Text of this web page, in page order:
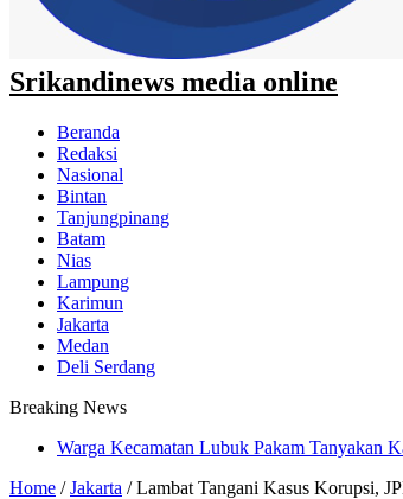
Srikandinews media online
Beranda
Redaksi
Nasional
Bintan
Tanjungpinang
Batam
Nias
Lampung
Karimun
Jakarta
Medan
Deli Serdang
Breaking News
FORWARSPAM-RI Kritik Pelaksanaan Hari
Home / Jakarta / Lambat Tangani Kasus Korupsi,